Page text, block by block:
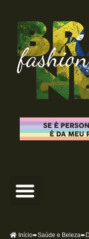
Início➨Saúde e Beleza